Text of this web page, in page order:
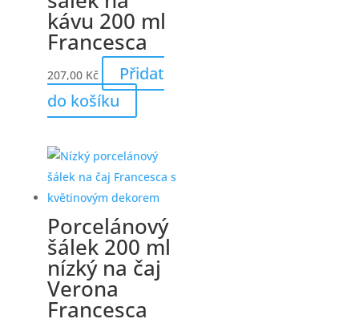
kávu 200 ml
Francesca
207,00 Kč
Přidat
do košíku
Porcelánový
šálek 200 ml
nízký na čaj
Verona
Francesca